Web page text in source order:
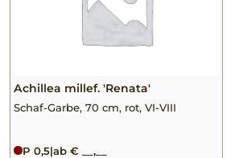
Achillea millef. 'Renata'
Schaf-Garbe, 70 cm, rot, VI-VIII
P 0,5|ab € __,__